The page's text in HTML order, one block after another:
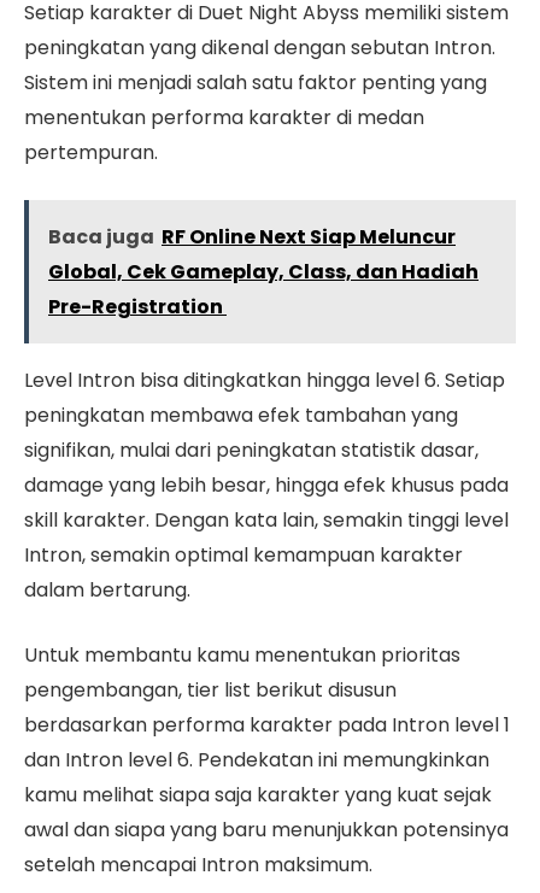
Setiap karakter di Duet Night Abyss memiliki sistem
peningkatan yang dikenal dengan sebutan Intron.
Sistem ini menjadi salah satu faktor penting yang
menentukan performa karakter di medan
pertempuran.
Baca juga RF Online Next Siap Meluncur
Global, Cek Gameplay, Class, dan Hadiah
Pre-Registration
Level Intron bisa ditingkatkan hingga level 6. Setiap
peningkatan membawa efek tambahan yang
signifikan, mulai dari peningkatan statistik dasar,
damage yang lebih besar, hingga efek khusus pada
skill karakter. Dengan kata lain, semakin tinggi level
Intron, semakin optimal kemampuan karakter
dalam bertarung.
Untuk membantu kamu menentukan prioritas
pengembangan, tier list berikut disusun
berdasarkan performa karakter pada Intron level 1
dan Intron level 6. Pendekatan ini memungkinkan
kamu melihat siapa saja karakter yang kuat sejak
awal dan siapa yang baru menunjukkan potensinya
setelah mencapai Intron maksimum.